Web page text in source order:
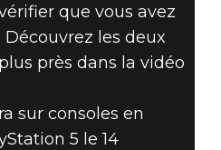
que vous avez
les deux
près dans la vidéo
sur consoles en
5 le 14